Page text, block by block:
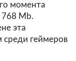
момента
Mb.
эта
среди геймеров